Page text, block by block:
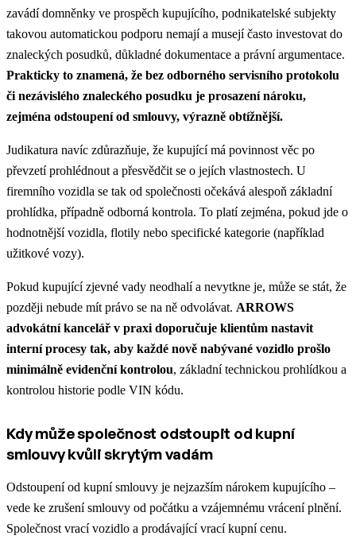
zavádí domněnky ve prospěch kupujícího, podnikatelské subjekty
takovou automatickou podporu nemají a musejí často investovat do
znaleckých posudků, důkladné dokumentace a právní argumentace.
Prakticky to znamená, že bez odborného servisního protokolu
či nezávislého znaleckého posudku je prosazení nároku,
zejména odstoupení od smlouvy, výrazně obtížnější.
Judikatura navíc zdůrazňuje, že kupující má povinnost věc po
převzetí prohlédnout a přesvědčit se o jejích vlastnostech. U
firemního vozidla se tak od společnosti očekává alespoň základní
prohlídka, případně odborná kontrola. To platí zejména, pokud jde o
hodnotnější vozidla, flotily nebo specifické kategorie (například
užitkové vozy).
Pokud kupující zjevné vady neodhalí a nevytkne je, může se stát, že
později nebude mít právo se na ně odvolávat. ARROWS
advokátní kancelář v praxi doporučuje klientům nastavit
interní procesy tak, aby každé nově nabývané vozidlo prošlo
minimálně evidenční kontrolou, základní technickou prohlídkou a
kontrolou historie podle VIN kódu.
Kdy může společnost odstoupit od kupní
smlouvy kvůli skrytým vadám
Odstoupení od kupní smlouvy je nejzazším nárokem kupujícího –
vede ke zrušení smlouvy od počátku a vzájemnému vrácení plnění.
Společnost vrací vozidlo a prodávající vrací kupní cenu.